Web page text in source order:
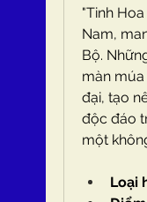
"Tinh
Nam,
Bộ.
màn
đại, tạo
độc đáo
một
Loại